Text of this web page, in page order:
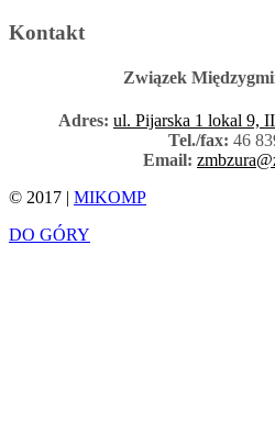
Kontakt
Związek
Adres: ul. Pijarska 1 lokal 9,
Tel./fax: 46
Email:
© 2017 | MIKOMP
DO GÓRY